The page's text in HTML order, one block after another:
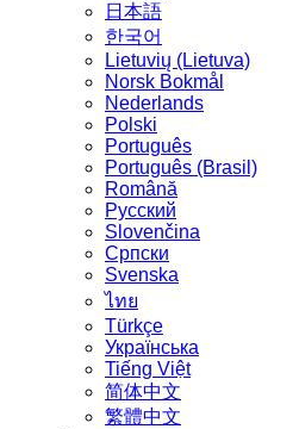
日本語
한국어
Lietuvių (Lietuva)
‪Norsk Bokmål‬
Nederlands
Polski
Português
Português (Brasil)
Română
Русский
Slovenčina
Српски
Svenska
ไทย
Türkçe
Українська
Tiếng Việt
简体中文
繁體中文